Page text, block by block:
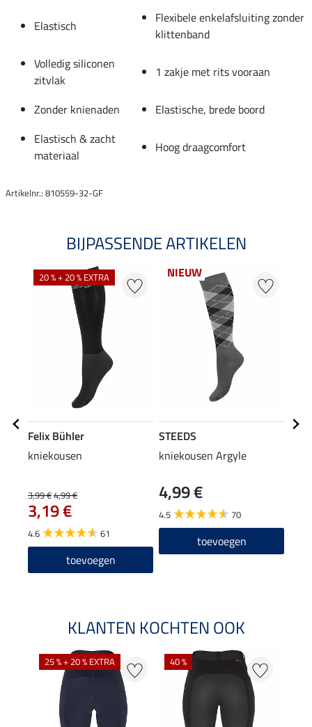
Elastisch
Flexibele enkelafsluiting zonder
klittenband
Volledig siliconen
zitvlak
1 zakje met rits vooraan
Zonder knienaden
Elastische, brede boord
Elastisch & zacht
materiaal
Hoog draagcomfort
Artikelnr.: 810559-32-GF
BIJPASSENDE ARTIKELEN
20 % + 20 % EXTRA
Felix Bühler
kniekousen
3,99 €4,99 €
3,19 €
4.6 61
toevoegen
NIEUW
STEEDS
kniekousen Argyle
4,99 €
4.5 70
toevoegen
KLANTEN KOCHTEN OOK
25 % + 20 % EXTRA 40 %